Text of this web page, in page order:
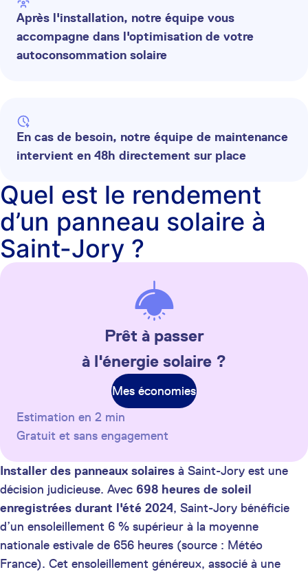
Après l'installation, notre équipe vous
accompagne dans l'optimisation de votre
autoconsommation solaire
En cas de besoin, notre équipe de maintenance
intervient en 48h directement sur place
Quel est le rendement
d’un panneau solaire à
Saint-Jory ?
Prêt à passer
à l'énergie solaire ?
Mes économies
Estimation en 2 min
Gratuit et sans engagement
Installer des panneaux solaires à Saint-Jory est une
décision judicieuse. Avec 698 heures de soleil
enregistrées durant l'été 2024, Saint-Jory bénéficie
d’un ensoleillement 6 % supérieur à la moyenne
nationale estivale de 656 heures (source : Météo
France). Cet ensoleillement généreux, associé à une